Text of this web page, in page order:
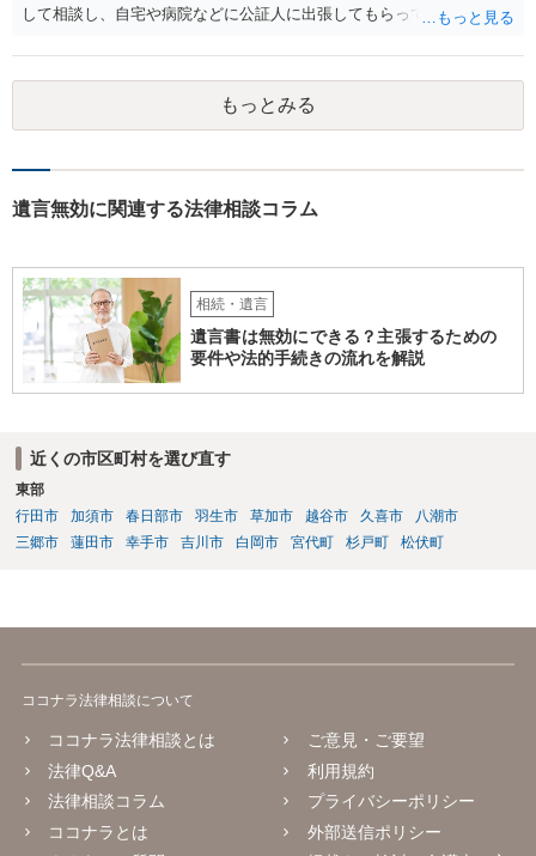
して相談し、自宅や病院などに公証人に出張してもらって公正証書を
うことも可能です。 ＞不動産名義を父から母に名義変更しておいた方
がいいのではと考えていますがどう思いますか？ 詳細が不明であり何
とも言えないのですが、遺言内容との関わりもあると思いますので、
弁護士に事情等を説明して個別に相談した方がよいように思います。
もっとみる
遺言無効に関連する法律相談コラム
相続・遺言
遺言書は無効にできる？主張するための
要件や法的手続きの流れを解説
近くの市区町村を選び直す
東部
行田市
加須市 春日部市 羽生市 草加市 越谷市 久喜市
八潮市
三郷市
蓮田市 幸手市 吉川市 白岡市 宮代町 杉戸町 松伏町
ココナラ法律相談について
ココナラ法律相談とは
法律Q&A
法律相談コラム
ココナラとは
ご意見・ご要望
利用規約
プライバシーポリシー
外部送信ポリシー